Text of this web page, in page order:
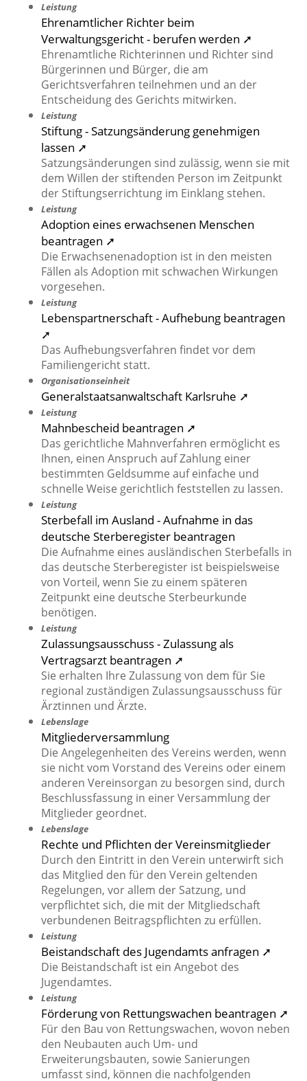
Leistung
Ehrenamtlicher Richter beim
Verwaltungsgericht - berufen werden ➚
Ehrenamtliche Richterinnen und Richter sind
Bürgerinnen und Bürger, die am
Gerichtsverfahren teilnehmen und an der
Entscheidung des Gerichts mitwirken.
Leistung
Stiftung - Satzungsänderung genehmigen
lassen ➚
Satzungsänderungen sind zulässig, wenn sie mit
dem Willen der stiftenden Person im Zeitpunkt
der Stiftungserrichtung im Einklang stehen.
Leistung
Adoption eines erwachsenen Menschen
beantragen ➚
Die Erwachsenenadoption ist in den meisten
Fällen als Adoption mit schwachen Wirkungen
vorgesehen.
Leistung
Lebenspartnerschaft - Aufhebung beantragen
➚
Das Aufhebungsverfahren findet vor dem
Familiengericht statt.
Organisationseinheit
Generalstaatsanwaltschaft Karlsruhe ➚
Leistung
Mahnbescheid beantragen ➚
Das gerichtliche Mahnverfahren ermöglicht es
Ihnen, einen Anspruch auf Zahlung einer
bestimmten Geldsumme auf einfache und
schnelle Weise gerichtlich feststellen zu lassen.
Leistung
Sterbefall im Ausland - Aufnahme in das
deutsche Sterberegister beantragen
Die Aufnahme eines ausländischen Sterbefalls in
das deutsche Sterberegister ist beispielsweise
von Vorteil, wenn Sie zu einem späteren
Zeitpunkt eine deutsche Sterbeurkunde
benötigen.
Leistung
Zulassungsausschuss - Zulassung als
Vertragsarzt beantragen ➚
Sie erhalten Ihre Zulassung von dem für Sie
regional zuständigen Zulassungsausschuss für
Ärztinnen und Ärzte.
Lebenslage
Mitgliederversammlung
Die Angelegenheiten des Vereins werden, wenn
sie nicht vom Vorstand des Vereins oder einem
anderen Vereinsorgan zu besorgen sind, durch
Beschlussfassung in einer Versammlung der
Mitglieder geordnet.
Lebenslage
Rechte und Pflichten der Vereinsmitglieder
Durch den Eintritt in den Verein unterwirft sich
das Mitglied den für den Verein geltenden
Regelungen, vor allem der Satzung, und
verpflichtet sich, die mit der Mitgliedschaft
verbundenen Beitragspflichten zu erfüllen.
Leistung
Beistandschaft des Jugendamts anfragen ➚
Die Beistandschaft ist ein Angebot des
Jugendamtes.
Leistung
Förderung von Rettungswachen beantragen ➚
Für den Bau von Rettungswachen, wovon neben
den Neubauten auch Um- und
Erweiterungsbauten, sowie Sanierungen
umfasst sind, können die nachfolgenden